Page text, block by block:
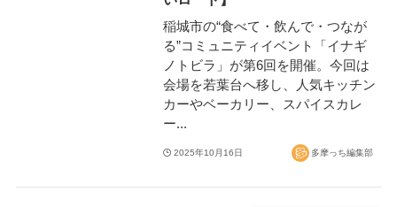
稲城市の“食べて・飲んで・つなが
る”コミュニティイベント「イナギ
ノトビラ」が第6回を開催。今回は
会場を若葉台へ移し、人気キッチン
カーやベーカリー、スパイスカレ
ー...
2025年10月16日 多摩っち編集部